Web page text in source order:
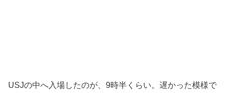
USJの中へ入場したのが、9時半くらい。遅かった模様で